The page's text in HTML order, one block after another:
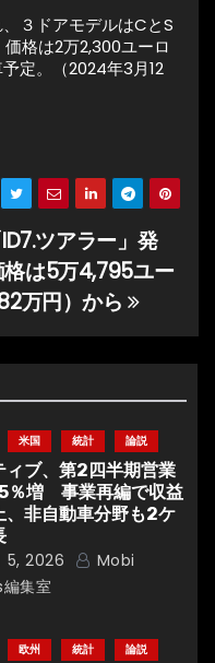
３ドアモデルはCとS
格は2万2,300ユーロ
定。（2024年3月12
ツアラー」発
は5万4,795ユー
万円）から
米国 統計 論説
ィブ、第2四半期営業
％増 事業再編で収益
、非自動車分野も2ケ
5, 2026
Mobi
集室
欧州 統計 論説